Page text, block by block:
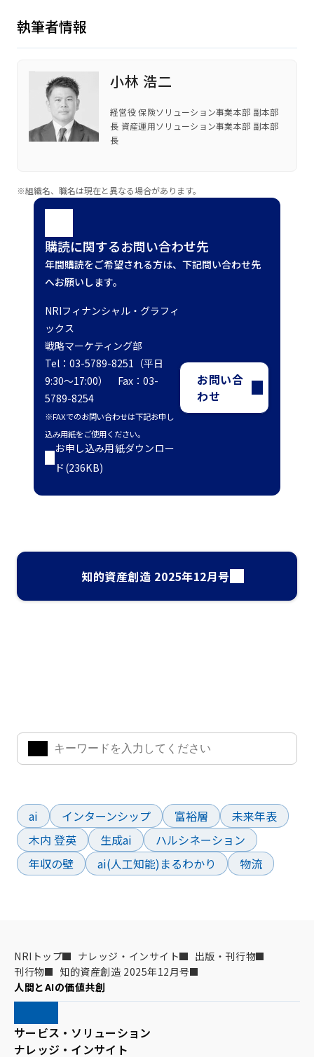
執筆者情報
小林 浩二
経営役 保険ソリューション事業本部 副本部
長 資産運用ソリューション事業本部 副本部
長
※組織名、職名は現在と異なる場合があります。
購読に関するお問い合わせ先
年間購読をご希望される方は、下記問い合わせ先
へお願いします。
NRIフィナンシャル・グラフィ
ックス
戦略マーケティング部
Tel：03-5789-8251（平日
9:30～17:00） Fax：03-
5789-8254
※FAXでのお問い合わせは下記お申し
込み用紙をご使用ください。
お申し込み用紙ダウンロー
ド(236KB)
お問い合
わせ
知的資産創造 2025年12月号
ai
インターンシップ 富裕層
未来年表
木内 登英
生成ai
ハルシネーション
年収の壁
ai(人工知能)まるわかり 物流
NRIトップ ナレッジ・インサイト
出版・刊行物
刊行物
知的資産創造 2025年12月号
人間とAIの価値共創
サービス・ソリューション
ナレッジ・インサイト